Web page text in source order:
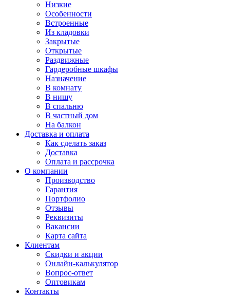
Низкие
Особенности
Встроенные
Из кладовки
Закрытые
Открытые
Раздвижные
Гардеробные шкафы
Назначение
В комнату
В нишу
В спальню
В частный дом
На балкон
Доставка и оплата
Как сделать заказ
Доставка
Оплата и рассрочка
О компании
Производство
Гарантия
Портфолио
Отзывы
Реквизиты
Вакансии
Карта сайта
Клиентам
Скидки и акции
Онлайн-калькулятор
Вопрос-ответ
Оптовикам
Контакты